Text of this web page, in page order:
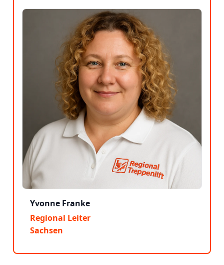
Yvonne Franke
Regional Leiter
Sachsen